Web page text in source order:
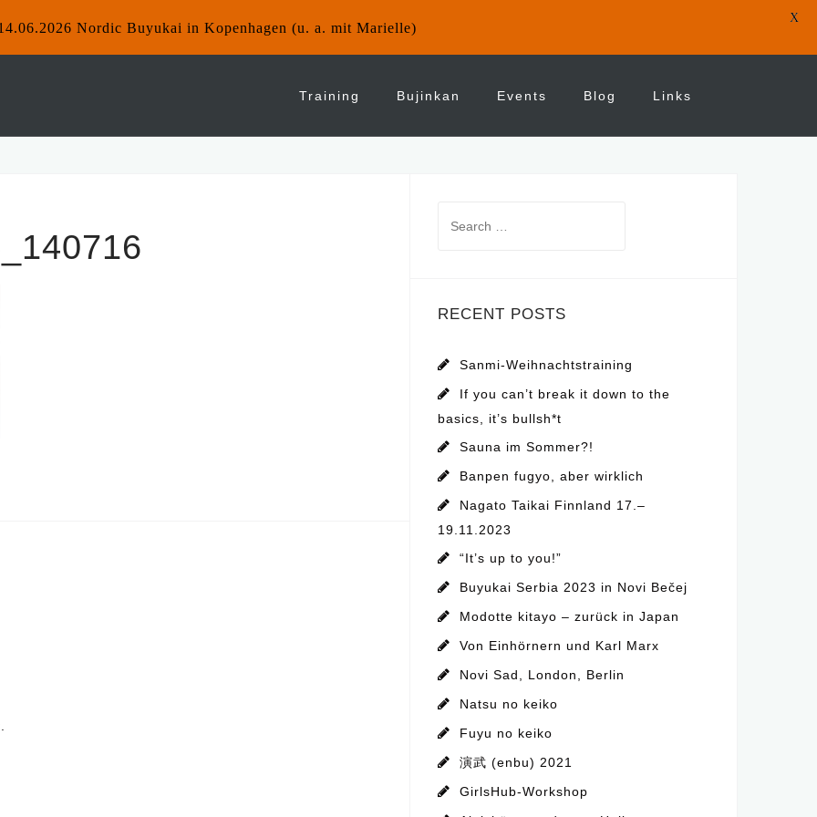
Training Bujinkan Events Blog Links
RECENT POSTS
Sanmi-Weihnachtstraining
If you can’t break it down to the
basics, it’s bullsh*t
Sauna im Sommer?!
Banpen fugyo, aber wirklich
Nagato Taikai Finnland 17.–
19.11.2023
“It’s up to you!”
Buyukai Serbia 2023 in Novi Bečej
Modotte kitayo – zurück in Japan
Von Einhörnern und Karl Marx
Novi Sad, London, Berlin
Natsu no keiko
Fuyu no keiko
演武 (enbu) 2021
GirlsHub-Workshop
Nordic Buyukai in Kopenhagen (u. a. mit Marielle)
X